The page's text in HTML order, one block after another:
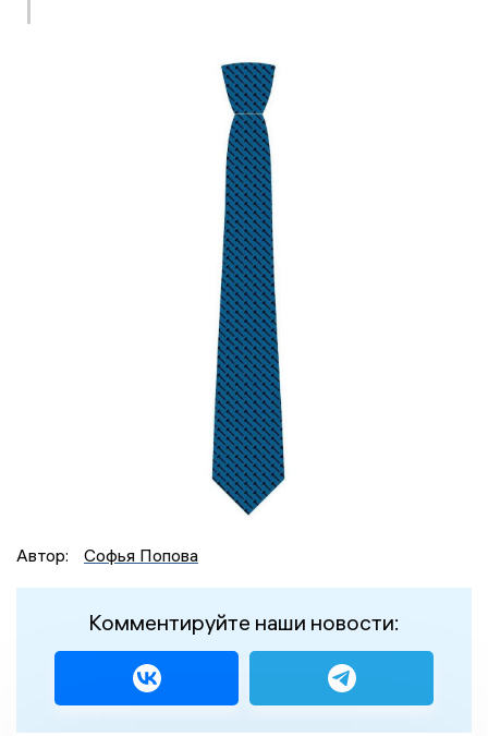
Автор: Софья Попова
Комментируйте наши новости: